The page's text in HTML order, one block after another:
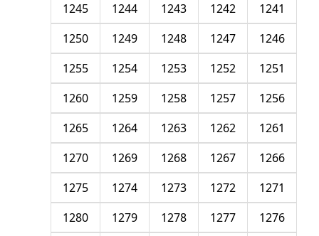
1241
1242
1243
1244
1245
1246
1247
1248
1249
1250
1251
1252
1253
1254
1255
1256
1257
1258
1259
1260
1261
1262
1263
1264
1265
1266
1267
1268
1269
1270
1271
1272
1273
1274
1275
1276
1277
1278
1279
1280